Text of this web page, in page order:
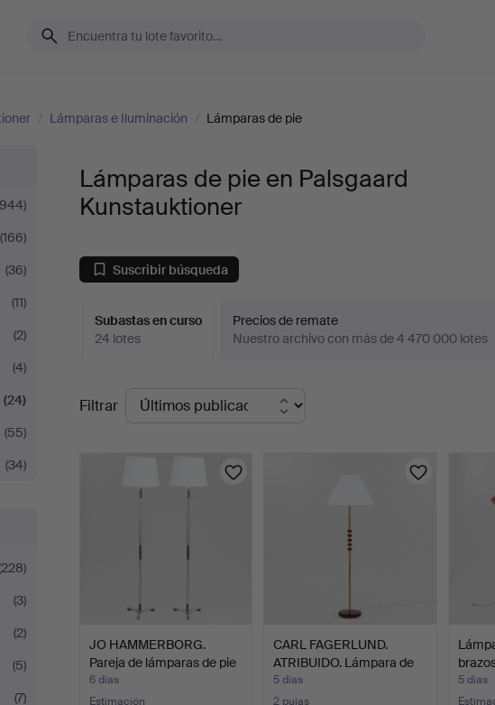
/ Lámparas e Iluminación / Lámparas de pie
(166)
(36)
(11)
(2)
(4)
(24)
(55)
(34)
(3)
(2)
(5)
(7)
Lámparas de pie en Palsgaard
Kunstauktioner
Suscribir búsqueda
Subastas en curso
24 lotes
Precios de remate
Nuestro archivo con más de 4 470 000 lotes
Subastas
en
Filtrar
JO HAMMERBORG.
Pareja de lámparas de pie
"…
6 días
Estimación
CARL FAGERLUND.
ATRIBUIDO. Lámpara de
pie …
5 días
2 pujas
5 días